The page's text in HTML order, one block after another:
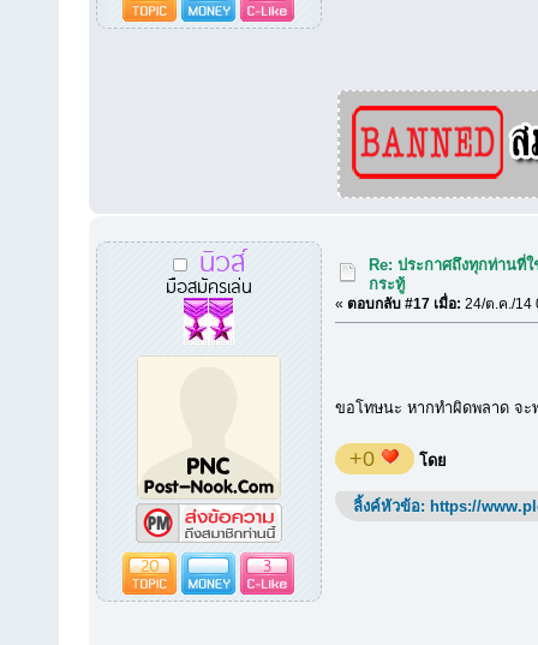
นิวส์
มือสมัครเล่น
20 3
Re: ประกาศถึงทุกท่านที่
กระทู้
« ตอบกลับ #17 เมื่อ: 24/ต.ค./14
ขอโทษนะ หากทำผิดพลาด จะ
+0 โดย
ลิ้งค์หัวข้อ: https://